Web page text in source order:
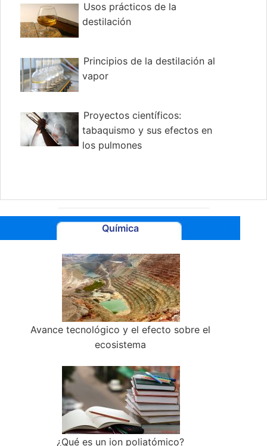
Usos prácticos de la
destilación
Principios de la destilación al
vapor
Proyectos científicos:
tabaquismo y sus efectos en
los pulmones
Química
Avance tecnológico y el efecto sobre el
ecosistema
¿Qué es un ion poliatómico?